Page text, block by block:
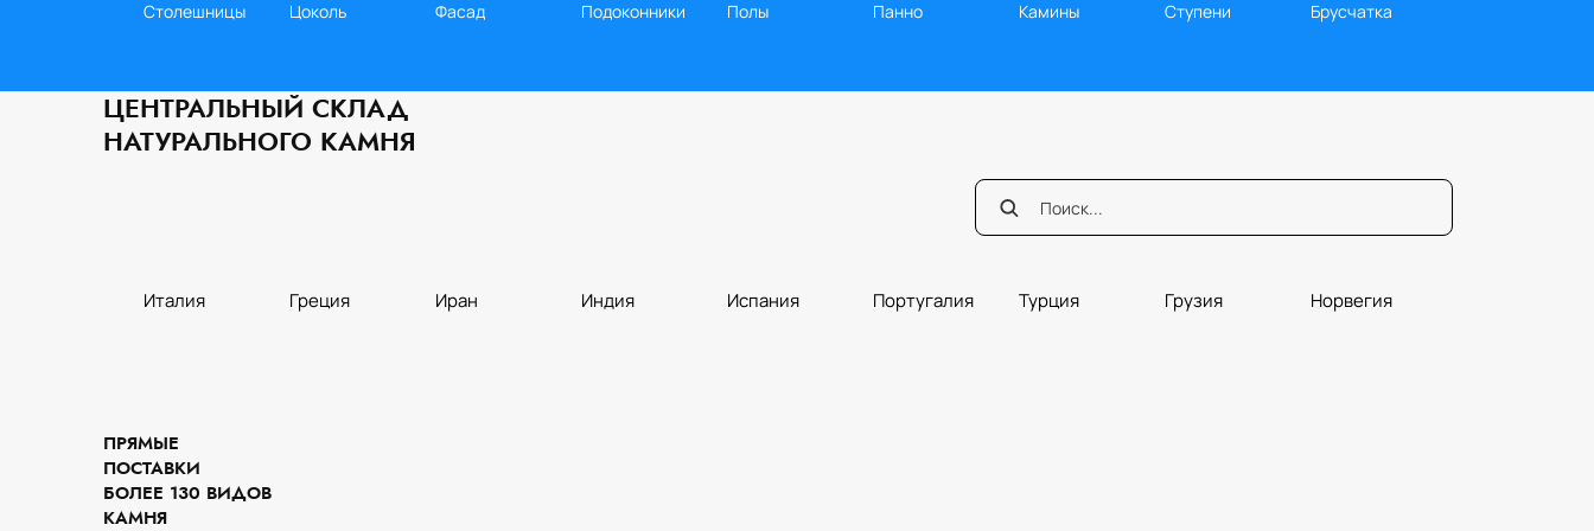
Столешницы Цоколь Фасад Подоконники Полы Панно Камины Ступени Брусчатка
ЦЕНТРАЛЬНЫЙ СКЛАД
НАТУРАЛЬНОГО КАМНЯ
Италия Греция Иран Индия Испания Португалия Турция Грузия Норвегия
ПРЯМЫЕ
ПОСТАВКИ
БОЛЕЕ 130 ВИДОВ
КАМНЯ